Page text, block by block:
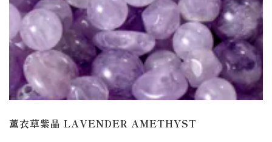
薰衣草紫晶 LAVENDER AMETHYST